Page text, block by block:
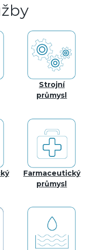
Strojní
průmysl
Farmaceutický
průmysl